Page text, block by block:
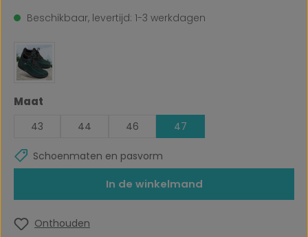
Beschikbaar, levertijd: 1-3 werkdagen
Selecteer
Maat
43 44 46 47
Schoenmaten en pasvorm
In de winkelmand
Onthouden